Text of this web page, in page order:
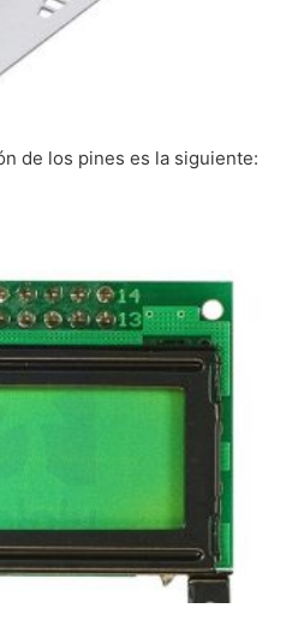
de los pines es la siguiente: